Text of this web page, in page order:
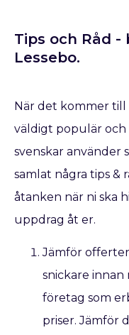
Tips och Råd -
Lessebo.
När det kommer till
väldigt populär och
svenskar använder
samlat några tips &
åtanken när ni ska
uppdrag åt er.
Jämför
snickare innan
företag som
priser. Jämför